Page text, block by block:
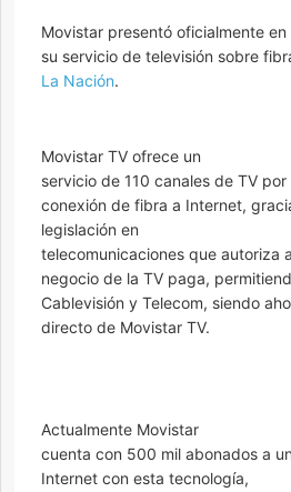
Movistar presentó oficialmente
su servicio de televisión sobre
La Nación.
Movistar TV ofrece un
servicio de 110 canales de TV
conexión de fibra a Internet,
legislación en
telecomunicaciones que autoriza
negocio de la TV paga,
Cablevisión y Telecom, siendo
directo de Movistar TV.
Actualmente Movistar
cuenta con 500 mil abonados a
Internet con esta tecnología,